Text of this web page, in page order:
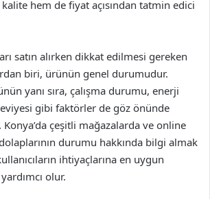
hem de fiyat açısından tatmin edici
satın alırken dikkat edilmesi gereken
biri, ürünün genel durumudur.
yanı sıra, çalışma durumu, enerji
gibi faktörler de göz önünde
Konya’da çeşitli mağazalarda ve online
durumu hakkında bilgi almak
ihtiyaçlarına en uygun
olur.